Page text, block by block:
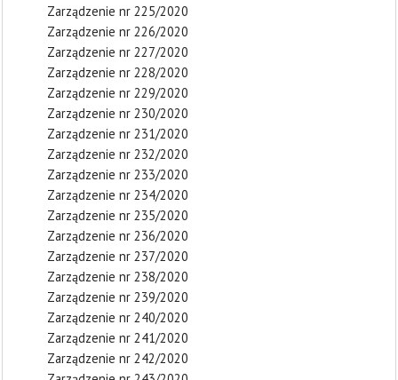
Zarządzenie nr 225/2020
Zarządzenie nr 226/2020
Zarządzenie nr 227/2020
Zarządzenie nr 228/2020
Zarządzenie nr 229/2020
Zarządzenie nr 230/2020
Zarządzenie nr 231/2020
Zarządzenie nr 232/2020
Zarządzenie nr 233/2020
Zarządzenie nr 234/2020
Zarządzenie nr 235/2020
Zarządzenie nr 236/2020
Zarządzenie nr 237/2020
Zarządzenie nr 238/2020
Zarządzenie nr 239/2020
Zarządzenie nr 240/2020
Zarządzenie nr 241/2020
Zarządzenie nr 242/2020